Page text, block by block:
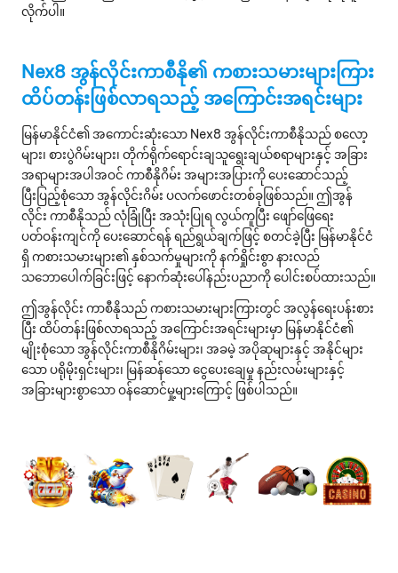
လိုက်ပါ။
Nex8 အွန်လိုင်းကာစီနို၏ ကစားသမားများကြား
ထိပ်တန်းဖြစ်လာရသည့် အကြောင်းအရင်းများ
မြန်မာနိုင်ငံ၏ အကောင်းဆုံးသော Nex8 အွန်လိုင်းကာစီနိုသည် စလော့
များ၊ စားပွဲဂိမ်းများ၊ တိုက်ရိုက်ရောင်းချသူရွေးချယ်စရာများနှင့် အခြား
အရာများအပါအဝင် ကာစီနိုဂိမ်း အများအပြားကို ပေးဆောင်သည့်
ပြီးပြည့်စုံသော အွန်လိုင်းဂိမ်း ပလက်ဖောင်းတစ်ခုဖြစ်သည်။ ဤအွန်
လိုင်း ကာစီနိုသည် လုံခြုံပြီး အသုံးပြုရ လွယ်ကူပြီး ဖျော်ဖြေရေး
ပတ်ဝန်းကျင်ကို ပေးဆောင်ရန် ရည်ရွယ်ချက်ဖြင့် စတင်ခဲ့ပြီး မြန်မာနိုင်ငံ
ရှိ ကစားသမားများ၏ နှစ်သက်မှုများကို နက်ရှိုင်းစွာ နားလည်
သဘောပေါက်ခြင်းဖြင့် နောက်ဆုံးပေါ်နည်းပညာကို ပေါင်းစပ်ထားသည်။
ဤအွန်လိုင်း ကာစီနိုသည် ကစားသမားများကြားတွင် အလွန်ရေးပန်းစား
ပြီး ထိပ်တန်းဖြစ်လာရသည့် အကြောင်းအရင်းများမှာ မြန်မာနိုင်ငံ၏
မျိုးစုံသော အွန်လိုင်းကာစီနိုဂိမ်းများ၊ အခမဲ့ အပိုဆုများနှင့် အနိုင်များ
သော ပရိုမိုးရှင်းများ၊ မြန်ဆန်သော ငွေပေးချေမှု နည်းလမ်းများနှင့်
အခြားများစွာသော ဝန်ဆောင်မှု့များကြောင့် ဖြစ်ပါသည်။